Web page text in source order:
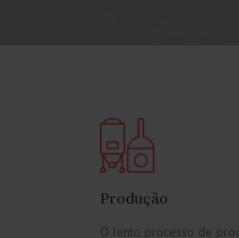
Produção
O lento processo de